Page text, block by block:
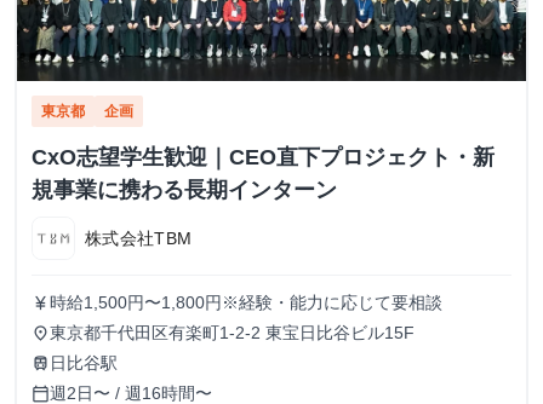
東京都 企画
CxO志望学生歓迎｜CEO直下プロジェクト・新
規事業に携わる長期インターン
株式会社TBM
currency_yen 時給1,500円〜1,800円※経験・能力に応じて要相談
place東京都千代田区有楽町1-2-2 東宝日比谷ビル15F
train 日比谷駅
calendar_today週2日〜 / 週16時間〜